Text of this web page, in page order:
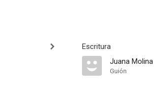
Escritura
Juana Molina
Guión